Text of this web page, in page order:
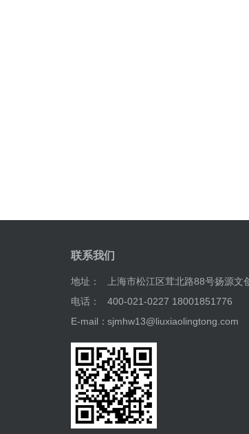
联系我们
地址：
上海市松江区茸北路88号扬源文
电话：
400-021-0227 18001851776
E-mail：sjmhw13@liuxiaolingtong.com